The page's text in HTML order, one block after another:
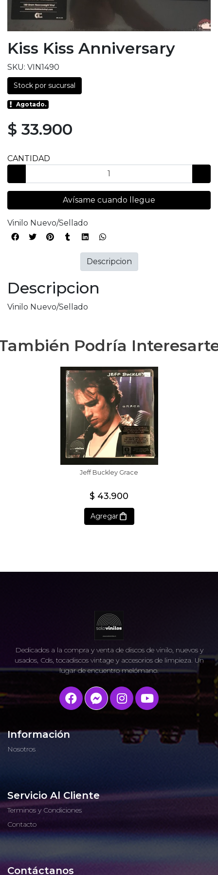
Kiss Kiss Anniversary
SKU: VIN1490
Stock por sucursal
Agotado.
$ 33.900
CANTIDAD
Avísame cuando llegue
Vinilo Nuevo/Sellado
Descripcion
Vinilo Nuevo/Sellado
Descripcion
Podría
Jeff Buckley Grace
$ 43.900
Agregar
Dedicados a la compra y venta de discos de vinilo, nuevos y
usados, Cds, tocadiscos vintage y accesorios de limpieza. Un
lugar de encuentro melómano.
Información
Nosotros
Servicio Al Cliente
Terminos y Condiciones
Contacto
Contáctanos